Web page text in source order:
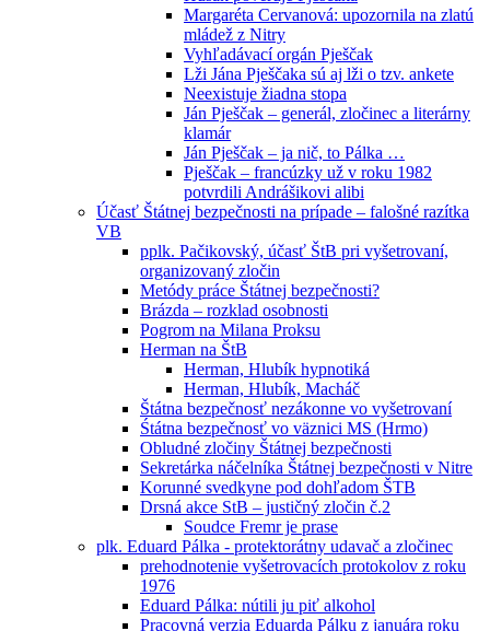
Margaréta Cervanová: upozornila na zlatú
mládež z Nitry
Vyhľadávací orgán Pješčak
Lži Jána Pješčaka sú aj lži o tzv. ankete
Neexistuje žiadna stopa
Ján Pješčak – generál, zločinec a literárny
klamár
Ján Pješčak – ja nič, to Pálka …
Pješčak – francúzky už v roku 1982
potvrdili Andrášikovi alibi
Účasť Štátnej bezpečnosti na prípade – falošné razítka
VB
pplk. Pačikovský, účasť ŠtB pri vyšetrovaní,
organizovaný zločin
Metódy práce Štátnej bezpečnosti?
Brázda – rozklad osobnosti
Pogrom na Milana Proksu
Herman na ŠtB
Herman, Hlubík hypnotiká
Herman, Hlubík, Macháč
Štátna bezpečnosť nezákonne vo vyšetrovaní
Śtátna bezpečnosť vo väznici MS (Hrmo)
Obludné zločiny Štátnej bezpečnosti
Sekretárka náčelníka Štátnej bezpečnosti v Nitre
Korunné svedkyne pod dohľadom ŠTB
Drsná akce StB – justičný zločin č.2
Soudce Fremr je prase
plk. Eduard Pálka - protektorátny udavač a zločinec
prehodnotenie vyšetrovacích protokolov z roku
1976
Eduard Pálka: nútili ju piť alkohol
Pracovná verzia Eduarda Pálku z januára roku